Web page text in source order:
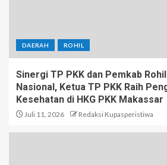
DAERAH ROHIL
Sinergi TP PKK dan Pemkab
Nasional, Ketua TP PKK Raih
Kesehatan di HKG PKK Makassar
Juli 11, 2026 Redaksi Kupasperistiwa